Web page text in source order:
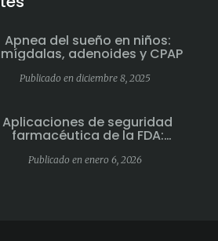
Apnea del sueño en niños:
adenoides y CPAP
Publicado en diciembre 8, 2025
Aplicaciones de seguridad
farmacéutica de la FDA:
información sobre efectos
Publicado en enero 6, 2026